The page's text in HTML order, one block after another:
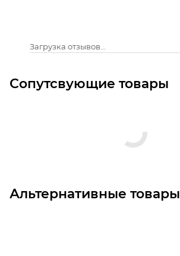
Загрузка отзывов...
Сопутсвующие товары
Альтернативные товары